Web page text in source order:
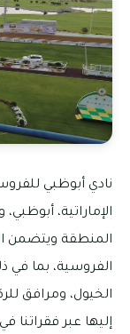
نادي أبوظبي
الإماراتية،
المنطقة ويتضمن
الفروسية، بما في
الخيول، ومرافق
إليها عبر فقراتنا في